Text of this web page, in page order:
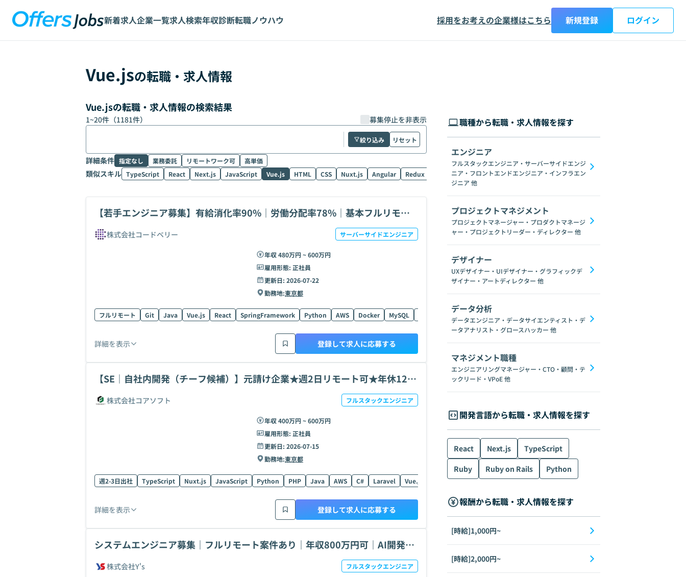
新着求人企業一覧求人検索年収診断転職ノウハウ 採用をお考えの企業様はこちら 新規登録 ログイン
Vue.jsの転職・求人情報
Vue.jsの転職・求人情報の検索結果
1~20件（1181件） 募集停止を非表示
絞り込み リセット
詳細条件 指定なし 業務委託 リモートワーク可 高単価
類似スキル TypeScript React Next.js JavaScript Vue.js HTML CSS Nuxt.js Angular Redux NestJS AngularJS jQuery Webpack Vuex
【若手エンジニア募集】有給消化率90%｜労働分配率78%｜基本フルリモー
ト
株式会社コードベリー サーバーサイドエンジニア
年収 480万円 ~ 600万円
雇用形態: 正社員
更新日: 2026-07-22
勤務地:東京都
フルリモート Git Java Vue.js React SpringFramework Python AWS Docker MySQL Kotlin SQL Redis
詳細を表示 登録して求人に応募する
【SE｜自社内開発（チーフ候補）】元請け企業★週2日リモート可★年休128
日
株式会社コアソフト フルスタックエンジニア
年収 400万円 ~ 600万円
雇用形態: 正社員
更新日: 2026-07-15
勤務地:東京都
週2-3日出社 TypeScript Nuxt.js JavaScript Python PHP Java AWS C# Laravel Vue.js React AngularJS Angular Oracle Linux
詳細を表示 登録して求人に応募する
システムエンジニア募集｜フルリモート案件あり｜年収800万円可｜AI開発案
株式会社Y's フルスタックエンジニア
職種から転職・求人情報を探す
エンジニア
フルスタックエンジニア・サーバーサイドエンジ
ニア・フロントエンドエンジニア・インフラエン
ジニア 他
プロジェクトマネジメント
プロジェクトマネージャー・プロダクトマネージ
ャー・プロジェクトリーダー・ディレクター 他
デザイナー
UXデザイナー・UIデザイナー・グラフィックデ
ザイナー・アートディレクター 他
データ分析
データエンジニア・データサイエンティスト・デ
ータアナリスト・グロースハッカー 他
マネジメント職種
エンジニアリングマネージャー・CTO・顧問・テ
ックリード・VPoE他
開発言語から転職・求人情報を探す
React Next.js
TypeScript
Ruby
Ruby on Rails Python
報酬から転職・求人情報を探す
[時給]1,000円~
[時給]2,000円~